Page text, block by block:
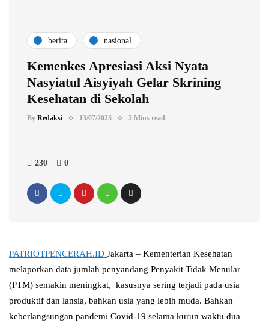
berita nasional
Kemenkes Apresiasi Aksi Nyata
Nasyiatul Aisyiyah Gelar Skrining
Kesehatan di Sekolah
By Redaksi 13/07/2023 2 Mins read
230 0
PATRIOTPENCERAH.ID Jakarta – Kementerian Kesehatan
melaporkan data jumlah penyandang Penyakit Tidak Menular
(PTM) semakin meningkat, kasusnya sering terjadi pada usia
produktif dan lansia, bahkan usia yang lebih muda. Bahkan
keberlangsungan pandemi Covid-19 selama kurun waktu dua